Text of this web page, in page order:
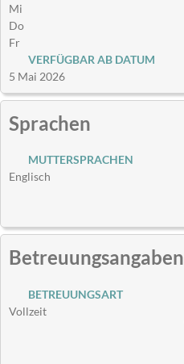
Mi
Do
Fr
VERFÜGBAR AB DATUM
5 Mai 2026
Sprachen
MUTTERSPRACHEN
Englisch
Betreuungsangaben
BETREUUNGSART
Vollzeit